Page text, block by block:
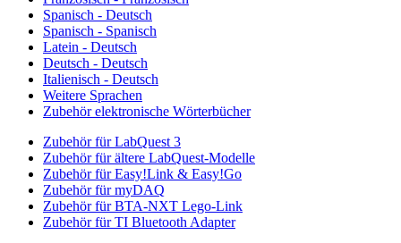
Spanisch - Deutsch
Spanisch - Spanisch
Latein - Deutsch
Deutsch - Deutsch
Italienisch - Deutsch
Weitere Sprachen
Zubehör elektronische Wörterbücher
Zubehör für LabQuest 3
Zubehör für ältere LabQuest-Modelle
Zubehör für Easy!Link & Easy!Go
Zubehör für myDAQ
Zubehör für BTA-NXT Lego-Link
Zubehör für TI Bluetooth Adapter